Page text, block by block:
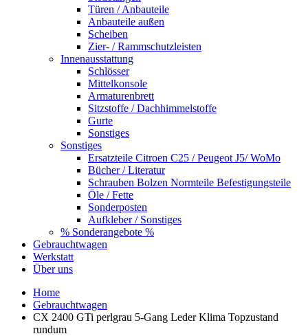
Türen / Anbauteile
Anbauteile außen
Scheiben
Zier- / Rammschutzleisten
Innenausstattung
Schlösser
Mittelkonsole
Armaturenbrett
Sitzstoffe / Dachhimmelstoffe
Gurte
Sonstiges
Sonstiges
Ersatzteile Citroen C25 / Peugeot J5/ WoMo
Bücher / Literatur
Schrauben Bolzen Normteile Befestigungsteile
Öle / Fette
Sonderposten
Aufkleber / Sonstiges
% Sonderangebote %
Gebrauchtwagen
Werkstatt
Über uns
Home
Gebrauchtwagen
CX 2400 GTi perlgrau 5-Gang Leder Klima Topzustand
rundum